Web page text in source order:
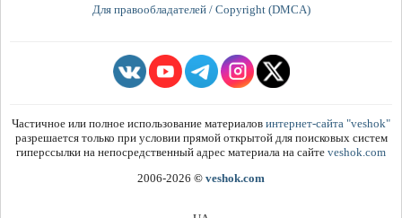
Для правообладателей / Copyright (DMCA)
Частичное или полное использование материалов интернет-сайта "veshok"
разрешается только при условии прямой открытой для поисковых систем
гиперссылки на непосредственный адрес материала на сайте veshok.com
2006-2026 © veshok.com